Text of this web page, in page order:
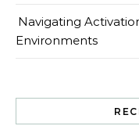
Navigating
Environments